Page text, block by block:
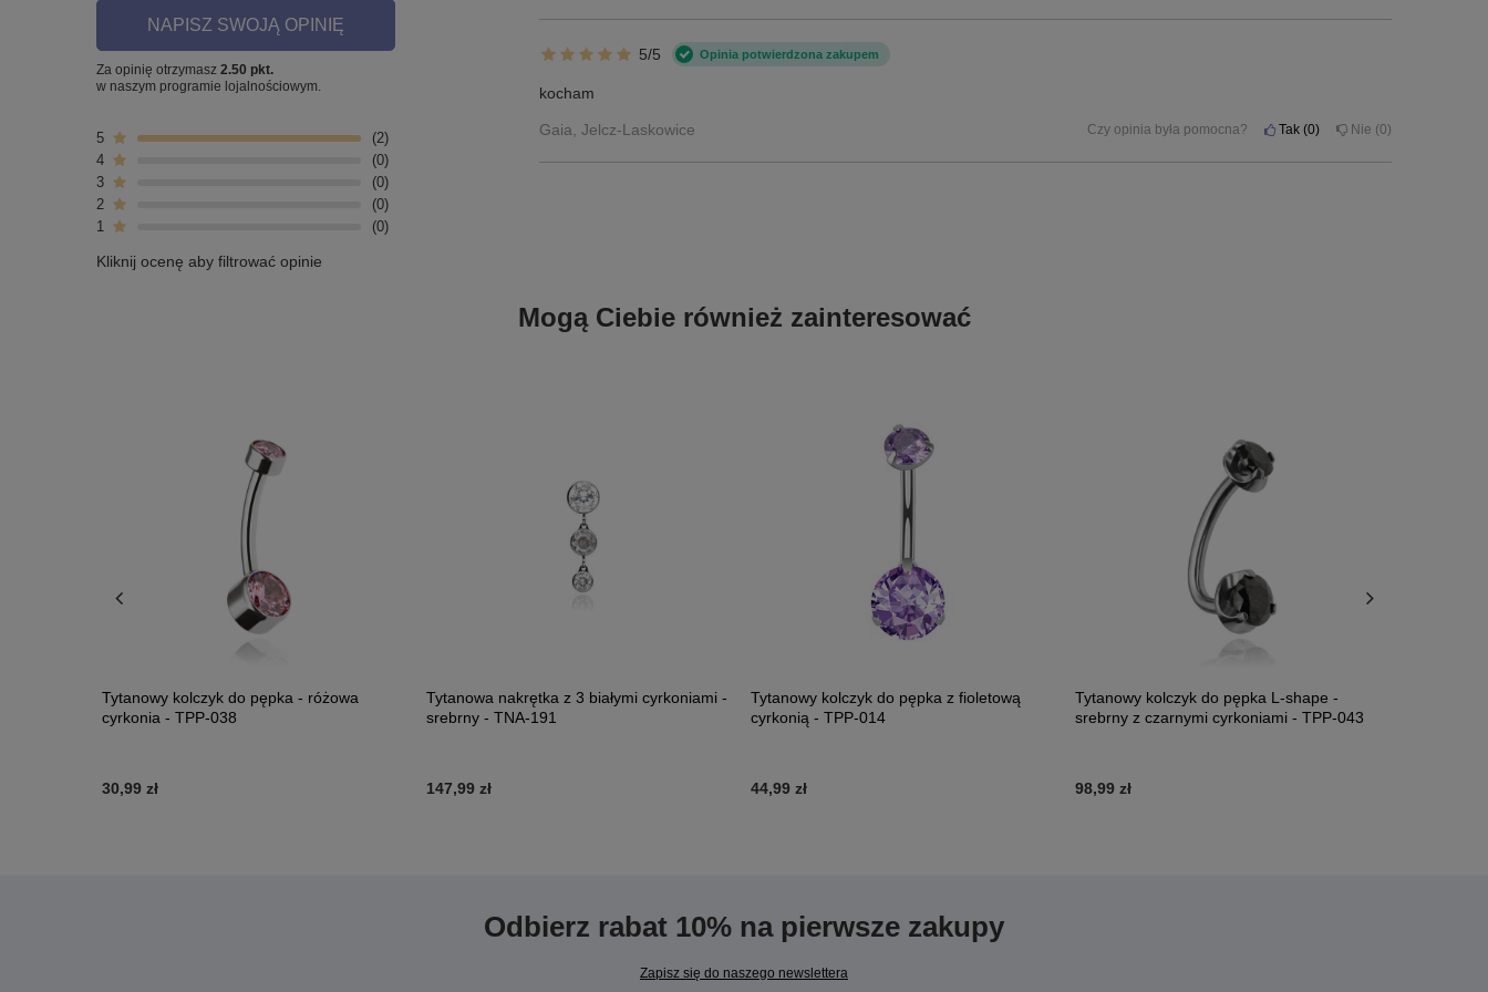
NAPISZ SWOJĄ OPINIĘ
Za opinię otrzymasz 2.50 pkt.
w naszym programie lojalnościowym.
5
2
4
0
3
0
2
0
1
0
Kliknij ocenę aby filtrować opinie
5/5 Opinia potwierdzona zakupem
kocham
Gaia, Jelcz-Laskowice Czy opinia była pomocna? Tak 0 Nie 0
Mogą Ciebie również zainteresować
Tytanowy kolczyk do pępka - różowa
cyrkonia - TPP-038
30,99 zł
Tytanowa nakrętka z 3 białymi cyrkoniami -
srebrny - TNA-191
147,99 zł
Tytanowy kolczyk do pępka z fioletową
cyrkonią - TPP-014
44,99 zł
Tytanowy kolczyk do pępka L-shape -
srebrny z czarnymi cyrkoniami - TPP-043
98,99 zł
Odbierz rabat 10% na pierwsze zakupy
Zapisz się do naszego newslettera